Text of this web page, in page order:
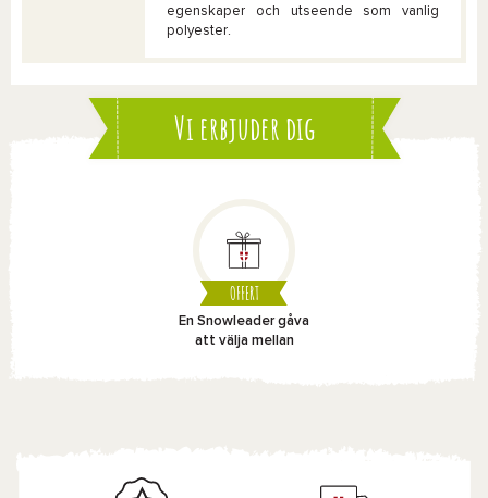
egenskaper och utseende som vanlig
polyester.
Vi erbjuder dig
OFFERT
En Snowleader gåva
att välja mellan